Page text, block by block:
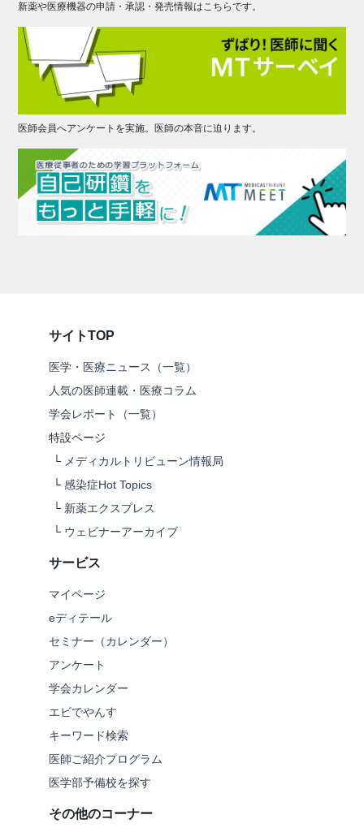
新薬や医療機器の申請・承認・発売情報はこちらです。
医師会員へアンケートを実施。医師の本音に迫ります。
サイトTOP
医学・医療ニュース（一覧）
人気の医師連載・医療コラム
学会レポート（一覧）
特設ページ
└ メディカルトリビューン情報局
└ 感染症Hot Topics
└ 新薬エクスプレス
└ ウェビナーアーカイブ
サービス
マイページ
eディテール
セミナー（カレンダー）
アンケート
学会カレンダー
エビでやんす
キーワード検索
医師ご紹介プログラム
医学部予備校を探す
その他のコーナー